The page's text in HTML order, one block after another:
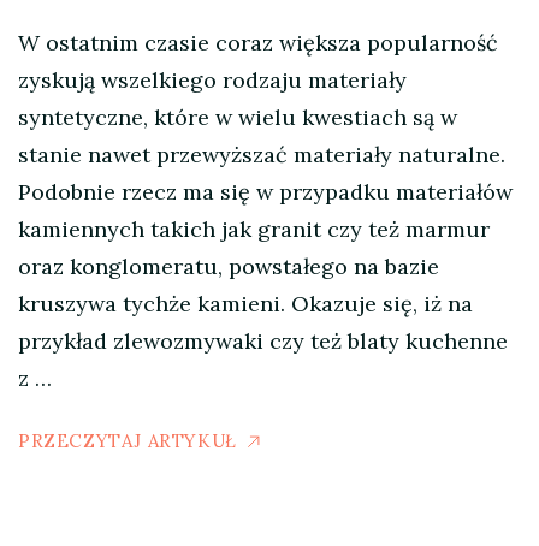
W ostatnim czasie coraz większa popularność
zyskują wszelkiego rodzaju materiały
syntetyczne, które w wielu kwestiach są w
stanie nawet przewyższać materiały naturalne.
Podobnie rzecz ma się w przypadku materiałów
kamiennych takich jak granit czy też marmur
oraz konglomeratu, powstałego na bazie
kruszywa tychże kamieni. Okazuje się, iż na
przykład zlewozmywaki czy też blaty kuchenne
z …
PRZECZYTAJ ARTYKUŁ